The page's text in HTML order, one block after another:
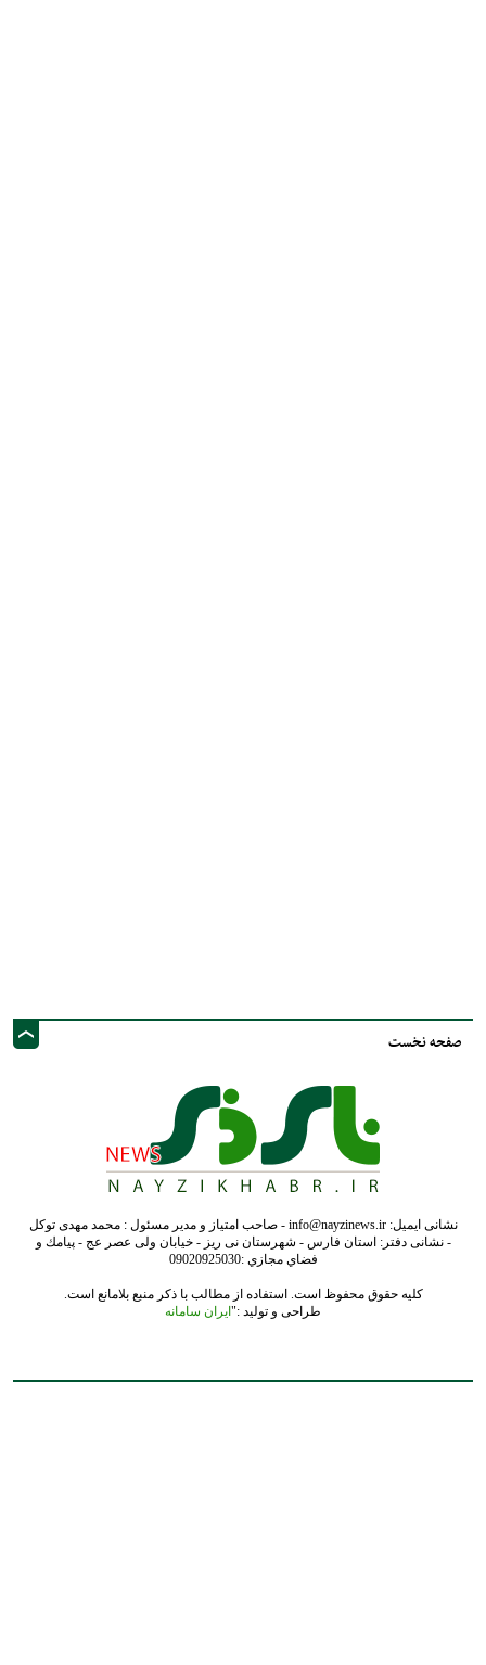
صفحه نخست
نشانی ایمیل: info@nayzinews.ir - صاحب امتیاز و مدیر مسئول : محمد مهدی توکل
- نشانی دفتر: استان فارس - شهرستان نی ریز - خیابان ولی عصر عج - پيامك و
فضاي مجازي :09020925030
کلیه حقوق محفوظ است. استفاده از مطالب با ذکر منبع بلامانع است.
طراحی و تولید :" ایران سامانه